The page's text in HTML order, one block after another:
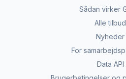
Sådan virker
Alle tilbud
Nyheder
For
Data API